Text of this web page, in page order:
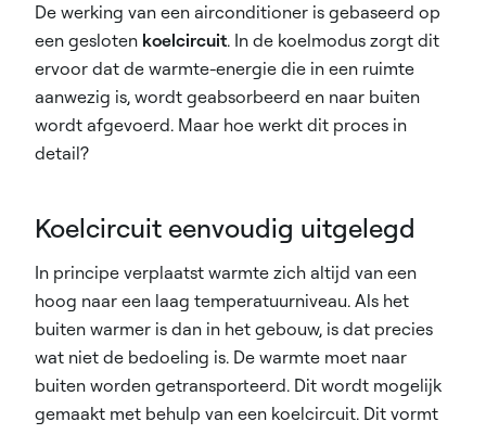
De werking van een airconditioner is gebaseerd op
een gesloten koelcircuit. In de koelmodus zorgt dit
ervoor dat de warmte-energie die in een ruimte
aanwezig is, wordt geabsorbeerd en naar buiten
wordt afgevoerd. Maar hoe werkt dit proces in
detail?
Koelcircuit eenvoudig uitgelegd
In principe verplaatst warmte zich altijd van een
hoog naar een laag temperatuurniveau. Als het
buiten warmer is dan in het gebouw, is dat precies
wat niet de bedoeling is. De warmte moet naar
buiten worden getransporteerd. Dit wordt mogelijk
gemaakt met behulp van een koelcircuit. Dit vormt